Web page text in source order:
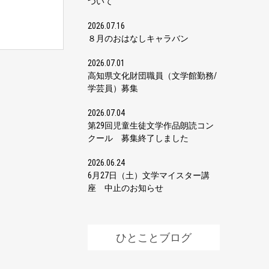
2026.07.16
８月のおはなしキャラバン
2026.07.01
高知県文化財団職員（文学館勤務/
学芸員）募集
2026.07.04
第29回児童生徒文学作品朗読コン
クール 募集終了しました
2026.06.24
6月27日（土）文学マイスター講
座 中止のお知らせ
ひとことブログ